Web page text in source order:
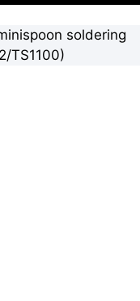
soldering
TS1100)